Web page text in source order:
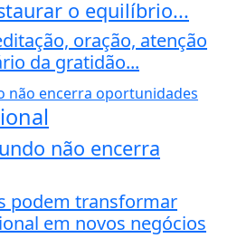
o equilíbrio...
oração, atenção
da gratidão...
não encerra
podem transformar
em novos negócios